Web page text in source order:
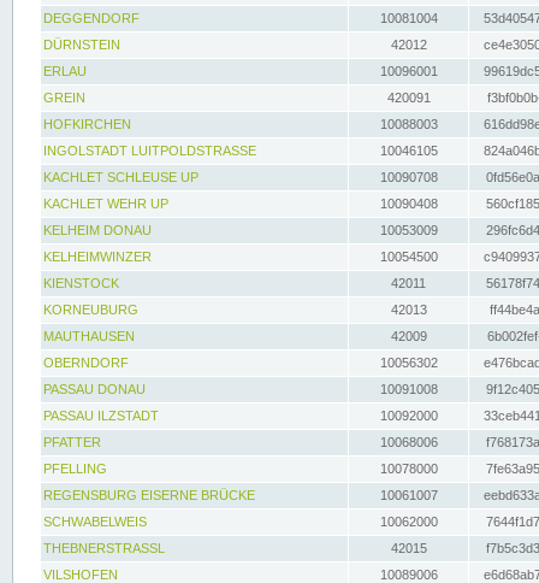
DEGGENDORF
10081004
DÜRNSTEIN
42012
ERLAU
10096001
GREIN
420091
HOFKIRCHEN
10088003
INGOLSTADT LUITPOLDSTRASSE
10046105
KACHLET SCHLEUSE UP
10090708
KACHLET WEHR UP
10090408
KELHEIM DONAU
10053009
KELHEIMWINZER
10054500
KIENSTOCK
42011
KORNEUBURG
42013
MAUTHAUSEN
42009
OBERNDORF
10056302
PASSAU DONAU
10091008
PASSAU ILZSTADT
10092000
PFATTER
10068006
PFELLING
10078000
REGENSBURG EISERNE BRÜCKE
10061007
SCHWABELWEIS
10062000
THEBNERSTRASSL
42015
VILSHOFEN
10089006